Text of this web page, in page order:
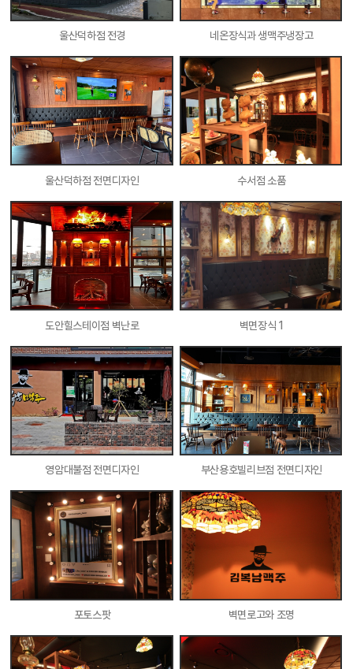
울산덕하점 전경 네온장식과 생맥주냉장고
울산덕하점 전면디자인 수서점 소품
도안힐스테이점 벽난로 벽면장식 1
영암대불점 전면디자인 부산용호빌리브점 전면디자인
포토스팟 벽면로고와 조명